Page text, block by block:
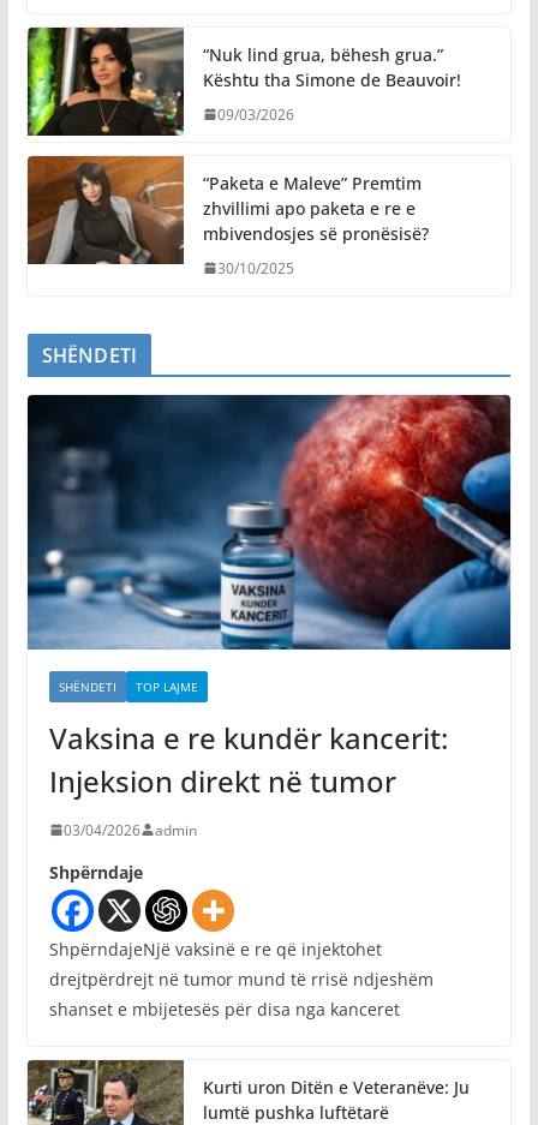
“Nuk lind grua, bëhesh grua.”
Kështu tha Simone de Beauvoir!
09/03/2026
“Paketa e Maleve” Premtim
zhvillimi apo paketa e re e
mbivendosjes së pronësisë?
30/10/2025
SHËNDETI
SHËNDETI TOP LAJME
Vaksina e re kundër kancerit:
Injeksion direkt në tumor
03/04/2026 admin
Shpërndaje
ShpërndajeNjë vaksinë e re që injektohet
drejtpërdrejt në tumor mund të rrisë ndjeshëm
shanset e mbijetesës për disa nga kanceret
Kurti uron Ditën e Veteranëve: Ju
lumtë pushka luftëtarë